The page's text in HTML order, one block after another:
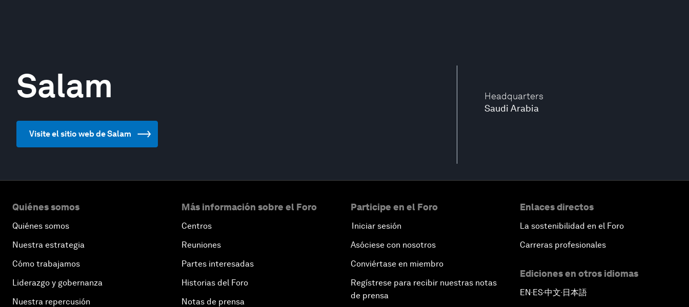
Headquarters
Saudi Arabia
Salam
Visite el sitio web de Salam
Quiénes somos
Quiénes somos
Nuestra estrategia
Cómo trabajamos
Liderazgo y gobernanza
Nuestra repercusión
Más información sobre el Foro
Centros
Reuniones
Partes interesadas
Historias del Foro
Notas de prensa
Participe en el Foro
Iniciar sesión
Asóciese con nosotros
Conviértase en miembro
Regístrese para recibir nuestras notas
de prensa
Enlaces directos
La sostenibilidad en el Foro
Carreras profesionales
Ediciones en otros idiomas
EN▪ES▪中文▪ 日本語